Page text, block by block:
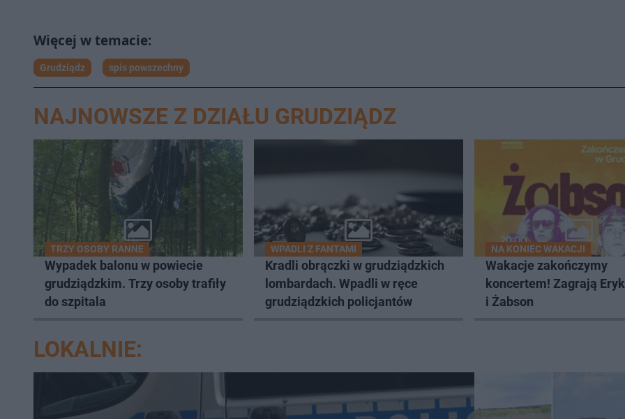
Grudziądz spis powszechny
NAJNOWSZE Z DZIAŁU GRUDZIĄDZ
TRZY OSOBY RANNE
Wypadek balonu w powiecie
grudziądzkim. Trzy osoby trafiły
do szpitala
WPADLI Z FANTAMI
Kradli obrączki w grudziądzkich
lombardach. Wpadli w ręce
grudziądzkich policjantów
NA KONIEC WAKACJI
Wakacje zakończymy
koncertem! Zagrają
i Żabson
LOKALNIE: